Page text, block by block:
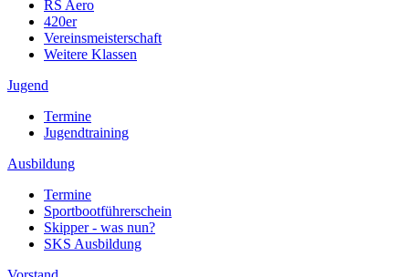
RS Aero
420er
Vereinsmeisterschaft
Weitere Klassen
Jugend
Termine
Jugendtraining
Ausbildung
Termine
Sportbootführerschein
Skipper - was nun?
SKS Ausbildung